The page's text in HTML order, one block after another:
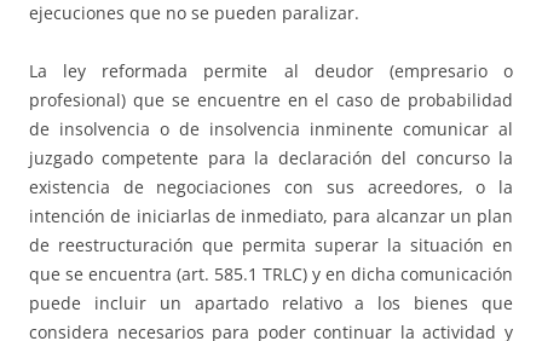
ejecuciones que no se pueden paralizar.
La ley reformada permite al deudor (empresario o
profesional) que se encuentre en el caso de probabilidad
de insolvencia o de insolvencia inminente comunicar al
juzgado competente para la declaración del concurso la
existencia de negociaciones con sus acreedores, o la
intención de iniciarlas de inmediato, para alcanzar un plan
de reestructuración que permita superar la situación en
que se encuentra (art. 585.1 TRLC) y en dicha comunicación
puede incluir un apartado relativo a los bienes que
considera necesarios para poder continuar la actividad y